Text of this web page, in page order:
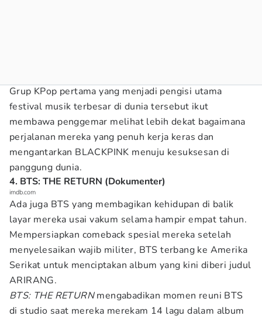
Grup KPop pertama yang menjadi pengisi utama
festival musik terbesar di dunia tersebut ikut
membawa penggemar melihat lebih dekat bagaimana
perjalanan mereka yang penuh kerja keras dan
mengantarkan BLACKPINK menuju kesuksesan di
panggung dunia.
4. BTS: THE RETURN (Dokumenter)
imdb.com
Ada juga BTS yang membagikan kehidupan di balik
layar mereka usai vakum selama hampir empat tahun.
Mempersiapkan comeback spesial mereka setelah
menyelesaikan wajib militer, BTS terbang ke Amerika
Serikat untuk menciptakan album yang kini diberi judul
ARIRANG.
BTS: THE RETURNmengabadikan momen reuni BTS
di studio saat mereka merekam 14 lagu dalam album